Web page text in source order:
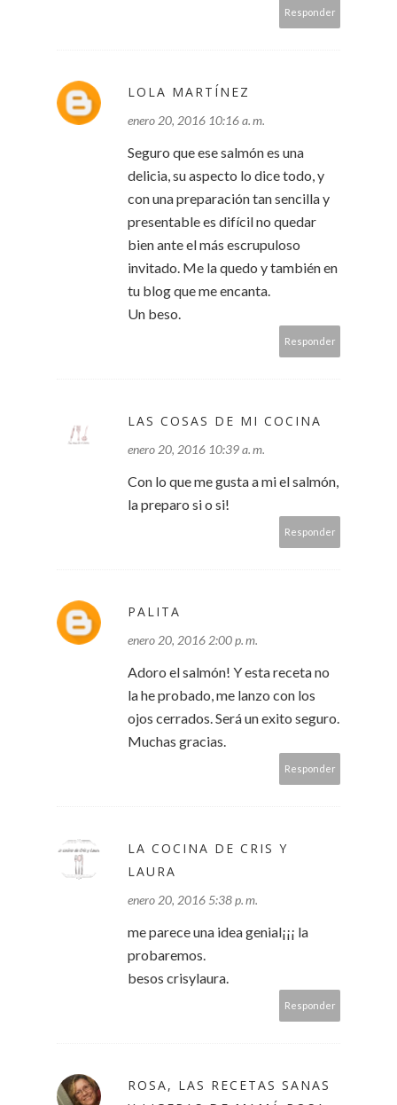
Responder
LOLA MARTÍNEZ
enero 20, 2016 10:16 a. m.
Seguro que ese salmón es una
delicia, su aspecto lo dice todo, y
con una preparación tan sencilla y
presentable es difícil no quedar
bien ante el más escrupuloso
invitado. Me la quedo y también en
tu blog que me encanta.
Un beso.
Responder
LAS COSAS DE MI COCINA
enero 20, 2016 10:39 a. m.
Con lo que me gusta a mi el salmón,
la preparo si o si!
Responder
PALITA
enero 20, 2016 2:00 p. m.
Adoro el salmón! Y esta receta no
la he probado, me lanzo con los
ojos cerrados. Será un exito seguro.
Muchas gracias.
Responder
LA COCINA DE CRIS Y
LAURA
enero 20, 2016 5:38 p. m.
me parece una idea genial¡¡¡ la
probaremos.
besos crisylaura.
Responder
ROSA, LAS RECETAS SANAS